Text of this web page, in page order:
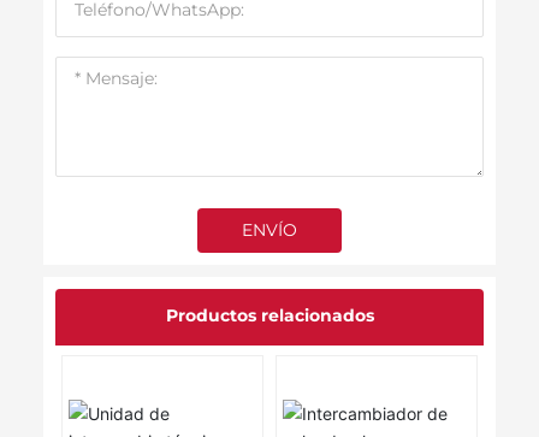
ENVÍO
Productos relacionados